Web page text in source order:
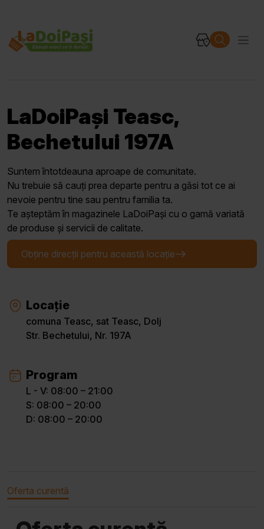
LaDoiPași Teasc,
Bechetului 197A
Suntem întotdeauna aproape de comunitate.
Nu trebuie să cauți prea departe pentru a găsi tot ce ai
nevoie pentru tine sau pentru familia ta.
Te așteptăm în magazinele LaDoiPași cu o gamă variată
de produse și servicii de calitate.
Obține direcții pentru această locație
Locație
comuna Teasc, sat Teasc, Dolj
Str. Bechetului, Nr. 197A
Program
L - V: 08:00 – 21:00
S: 08:00 – 20:00
D: 08:00 – 20:00
Oferta curentă